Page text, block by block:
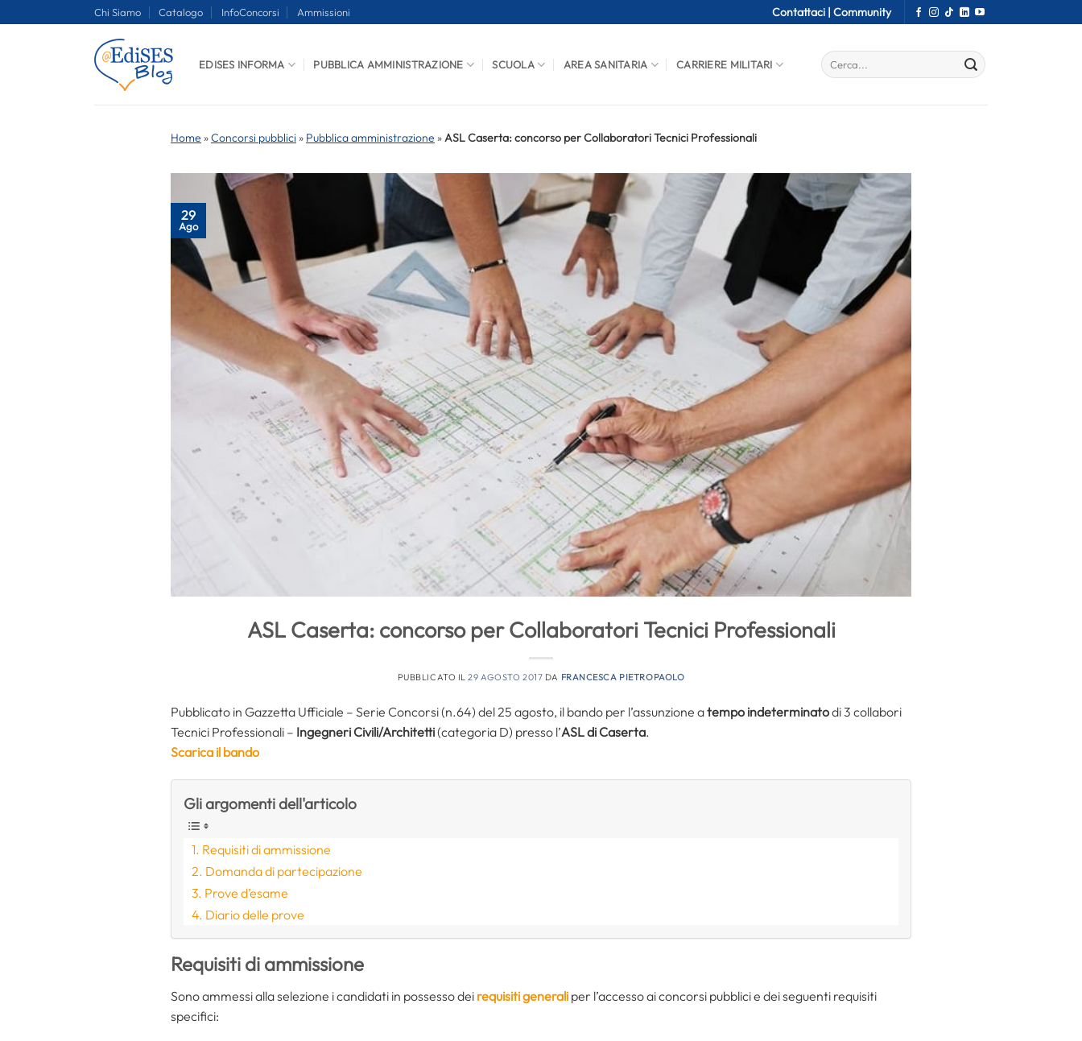
Chi Siamo Catalogo InfoConcorsi Ammissioni Contattaci | Community
EDISES INFORMA PUBBLICA AMMINISTRAZIONE SCUOLA AREA SANITARIA CARRIERE MILITARI
Home »Concorsi pubblici » Pubblica amministrazione »ASL Caserta: concorso per Collaboratori Tecnici Professionali
29
Ago
ASL Caserta: concorso per Collaboratori Tecnici Professionali
PUBBLICATO IL29 AGOSTO 2017 DA FRANCESCA PIETROPAOLO
Pubblicato in Gazzetta Ufficiale – Serie Concorsi (n.64) del 25 agosto, il bando per l’assunzione atempo indeterminatodi 3 collabori
Tecnici Professionali – Ingegneri Civili/Architetti(categoria D) presso l’ASL di Caserta.
Scarica il bando
Gli argomenti dell'articolo
Requisiti di ammissione
Domanda di partecipazione
Prove d’esame
Diario delle prove
Requisiti di ammissione
Sono ammessi alla selezione i candidati in possesso dei requisiti generali per l’accesso ai concorsi pubblici e dei seguenti requisiti
specifici: